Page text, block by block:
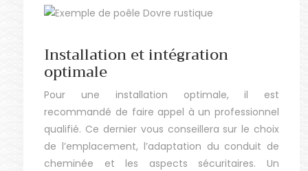
Installation et intégration
optimale
Pour une installation optimale, il est
recommandé de faire appel à un professionnel
qualifié. Ce dernier vous conseillera sur le choix
de l’emplacement, l’adaptation du conduit de
cheminée et les aspects sécuritaires. Un